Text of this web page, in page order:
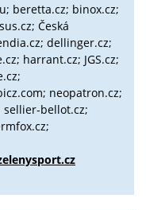
beretta.cz; binox.cz;
Česká
dellinger.cz;
harrant.cz; JGS.cz;
neopatron.cz;
sellier-bellot.cz;